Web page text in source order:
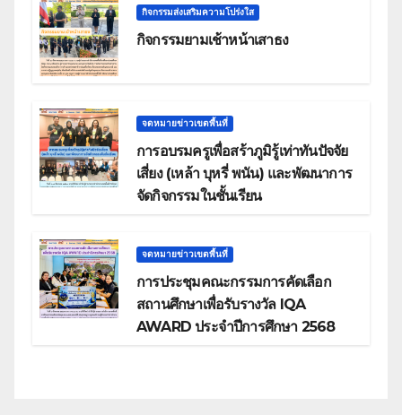
กิจกรรมส่งเสริมความโปร่งใส
กิจกรรมยามเช้าหน้าเสาธง
จดหมายข่าวเขตพื้นที่
การอบรมครูเพื่อสร้าภูมิรู้เท่าทันปัจจัย
เสี่ยง (เหล้า บุหรี่ พนัน) และพัฒนาการ
จัดกิจกรรมในชั้นเรียน
จดหมายข่าวเขตพื้นที่
การประชุมคณะกรรมการคัดเลือก
สถานศึกษาเพื่อรับรางวัล IQA
AWARD ประจำปีการศึกษา 2568